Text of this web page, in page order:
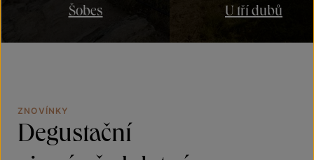
Šobes U tří dubů
ZNOVÍNKY
Degustační